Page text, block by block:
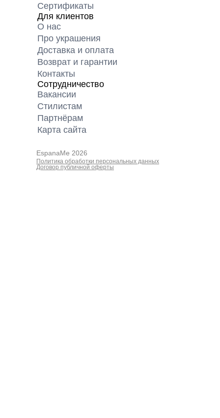
Сертификаты
Для клиентов
О нас
Про украшения
Доставка и оплата
Возврат и гарантии
Контакты
Сотрудничество
Вакансии
Cтилистам
Партнёрам
Карта cайта
EspanaMe 2026
Политика обработки персональных данных
Договор публичной оферты